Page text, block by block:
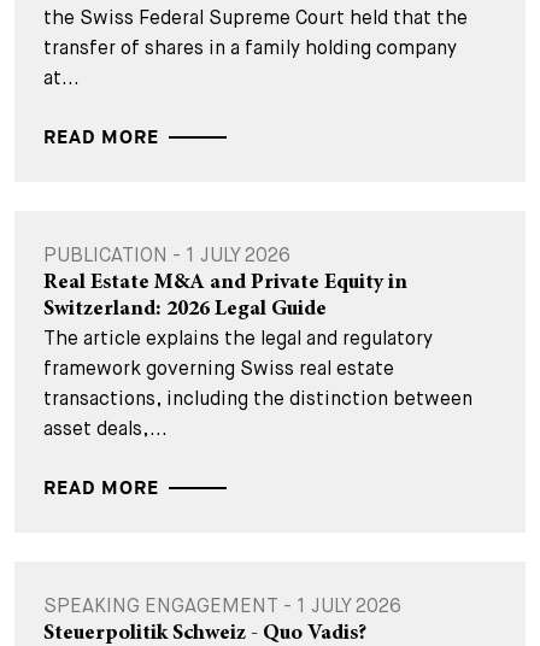
the Swiss Federal Supreme Court held that the
transfer of shares in a family holding company
at...
READ MORE
PUBLICATION - 1 JULY 2026
Real Estate M&A and Private Equity in
Switzerland: 2026 Legal Guide
The article explains the legal and regulatory
framework governing Swiss real estate
transactions, including the distinction between
asset deals,...
READ MORE
SPEAKING ENGAGEMENT - 1 JULY 2026
Steuerpolitik Schweiz - Quo Vadis?